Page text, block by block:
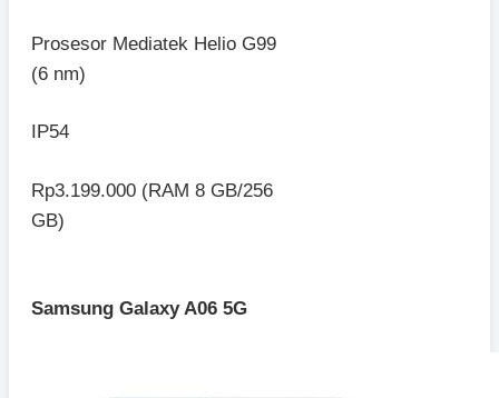
Prosesor Mediatek Helio G99
(6 nm)
IP54
Rp3.199.000 (RAM 8 GB/256
GB)
Samsung Galaxy A06 5G